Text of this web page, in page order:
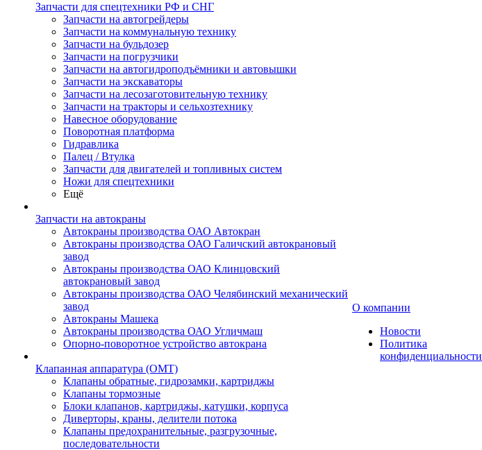
Запчасти для спецтехники РФ и СНГ
Запчасти на автогрейдеры
Запчасти на коммунальную технику
Запчасти на бульдозер
Запчасти на погрузчики
Запчасти на автогидроподъёмники и автовышки
Запчасти на экскаваторы
Запчасти на лесозаготовительную технику
Запчасти на тракторы и сельхозтехнику
Навесное оборудование
Поворотная платформа
Гидравлика
Палец / Втулка
Запчасти для двигателей и топливных систем
Ножи для спецтехники
Ещё
Запчасти на автокраны
Автокраны производства ОАО Автокран
Автокраны производства ОАО Галичский автокрановый
завод
Автокраны производства ОАО Клинцовский
автокрановый завод
Автокраны производства ОАО Челябинский механический
завод
Автокраны Машека
Автокраны производства ОАО Угличмаш
Опорно-поворотное устройство автокрана
Клапанная аппаратура (OMT)
Клапаны обратные, гидрозамки, картриджы
Клапаны тормозные
Блоки клапанов, картриджы, катушки, корпуса
Диверторы, краны, делители потока
Клапаны предохранительные, разгрузочные,
последовательности
О компании
Новости
Политика
конфиденциальности